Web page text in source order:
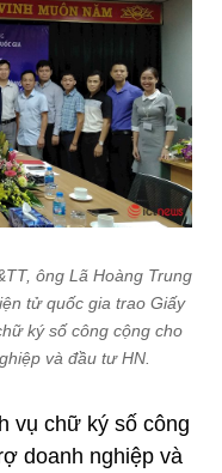
ông Lã Hoàng Trung
tử quốc gia trao Giấy
ký số công cộng cho
và đầu tư HN.
vụ chữ ký số công
doanh nghiệp và